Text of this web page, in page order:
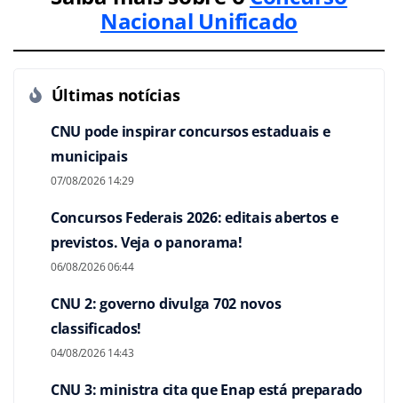
Nacional Unificado
Últimas notícias
CNU pode inspirar concursos estaduais e
municipais
07/08/2026 14:29
Concursos Federais 2026: editais abertos e
previstos. Veja o panorama!
06/08/2026 06:44
CNU 2: governo divulga 702 novos
classificados!
04/08/2026 14:43
CNU 3: ministra cita que Enap está preparado